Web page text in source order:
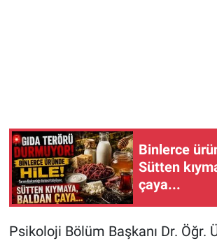
Binlerce
Sütten
çaya...
Psikoloji Bölüm Başkanı Dr. Öğr.